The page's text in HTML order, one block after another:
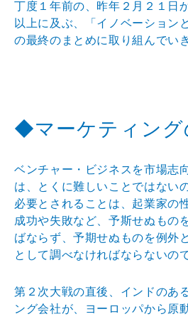
丁度１年前の、昨年２月２１日
以上に及ぶ、「イノベーション
の最終の まとめに取り組んでい
◆マーケティング
ベンチャー・ビジネスを市場志
は、と くに難しいことではない
必要とされることは、起業家の
成功や失敗など、予斯せぬもの
ばならず、予期せぬ ものを例外
として調べなければなら ないの
第２次大戦の直後、インドのあ
ング会社が、ヨーロッパから原